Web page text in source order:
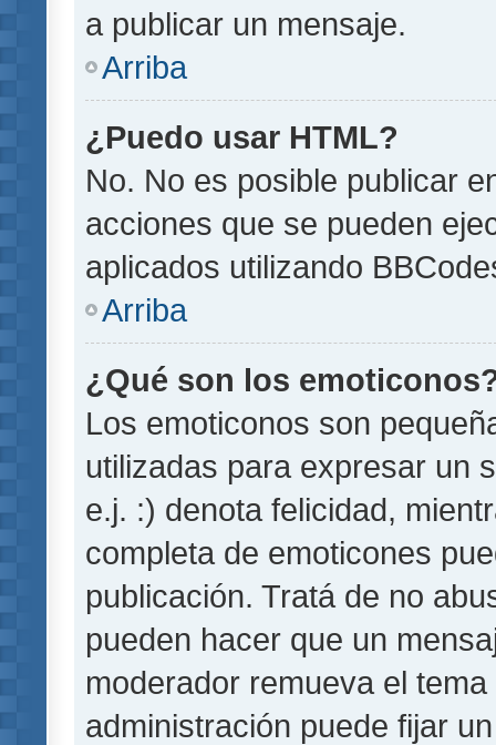
a publicar un mensaje.
Arriba
¿Puedo usar HTML?
No. No es posible publicar
acciones que se pueden
aplicados utilizando
Arriba
¿Qué son los
Los emoticonos son
utilizadas para expresar un
e.j. :) denota felicidad,
completa de emoticones
publicación. Tratá de no
pueden hacer que un
moderador remueva el
administración puede fijar